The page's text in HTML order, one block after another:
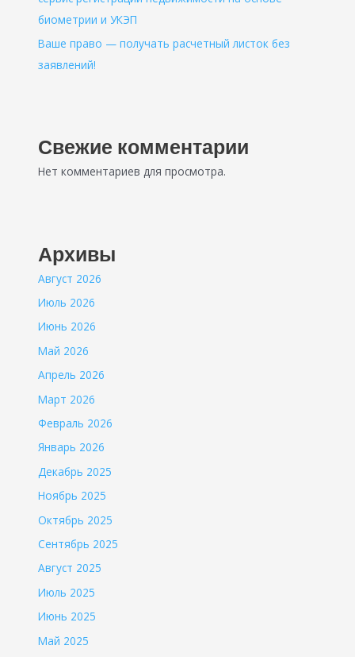
биометрии и УКЭП
Ваше право — получать расчетный листок без
заявлений!
Свежие комментарии
Нет комментариев для просмотра.
Архивы
Август 2026
Июль 2026
Июнь 2026
Май 2026
Апрель 2026
Март 2026
Февраль 2026
Январь 2026
Декабрь 2025
Ноябрь 2025
Октябрь 2025
Сентябрь 2025
Август 2025
Июль 2025
Июнь 2025
Май 2025